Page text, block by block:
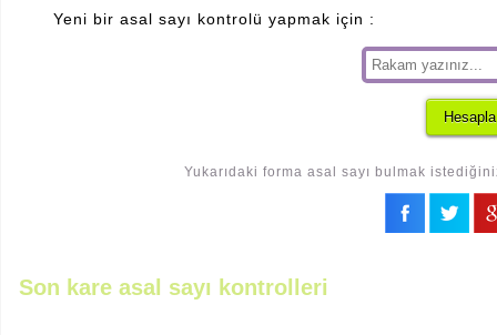
Yeni bir asal sayı kontrolü yapmak için :
Yukarıdaki forma asal sayı bulmak
Son kare asal sayı kontrolleri